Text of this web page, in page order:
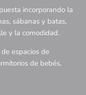
incorporando la
sábanas y batas,
y la comodidad.
espacios de
de bebés,